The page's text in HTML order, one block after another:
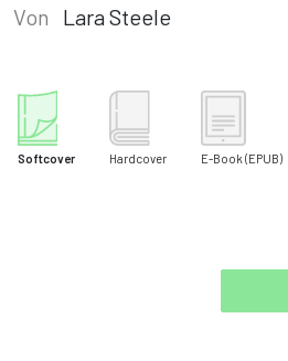
Von
Lara Steele
Softcover Hardcover E-Book (EPUB)